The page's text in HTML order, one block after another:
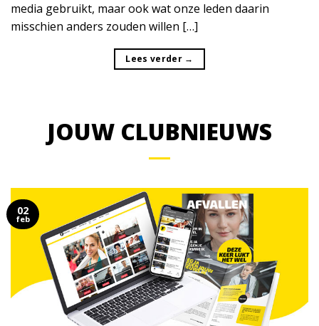
media gebruikt, maar ook wat onze leden daarin
misschien anders zouden willen […]
Lees verder →
JOUW CLUBNIEUWS
02
feb